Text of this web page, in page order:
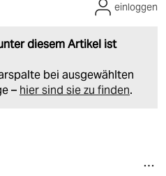
diesem Artikel ist
bei ausgewählten
– hier sind sie zu finden.
einloggen